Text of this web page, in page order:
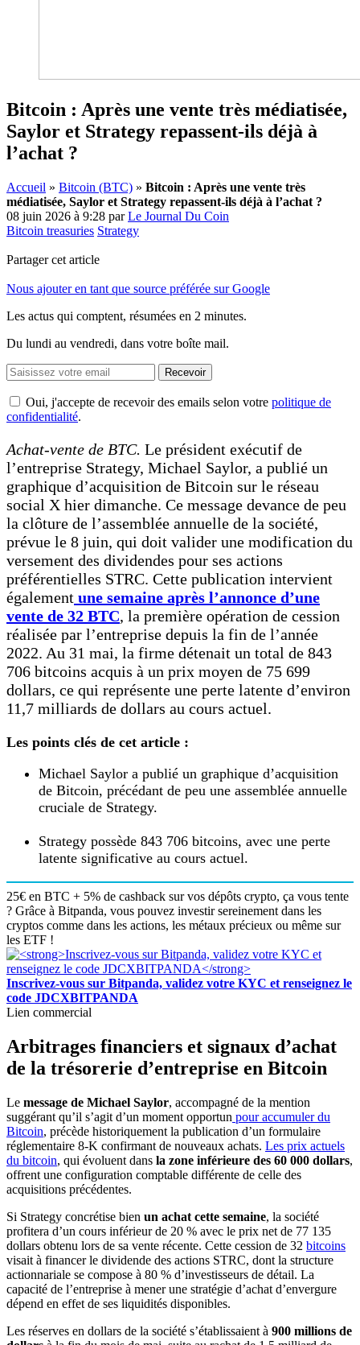
Bitcoin : Après une vente très médiatisée,
Saylor et Strategy repassent-ils déjà à
l’achat ?
Accueil » Bitcoin (BTC) » Bitcoin : Après une vente très
médiatisée, Saylor et Strategy repassent-ils déjà à l’achat ?
08 juin 2026 à 9:28 parLe Journal Du Coin
Bitcoin treasuries Strategy
Partager cet article
Nous ajouter en tant que source préférée sur Google
Les actus qui comptent, résumées en 2 minutes.
Du lundi au vendredi, dans votre boîte mail.
Recevoir
Oui, j'accepte de recevoir des emails selon votre politique de
confidentialité.
Achat-vente de BTC. Le président exécutif de
l’entreprise Strategy, Michael Saylor, a publié un
graphique d’acquisition de Bitcoin sur le réseau
social X hier dimanche. Ce message devance de peu
la clôture de l’assemblée annuelle de la société,
prévue le 8 juin, qui doit valider une modification du
versement des dividendes pour ses actions
préférentielles STRC. Cette publication intervient
également une semaine après l’annonce d’une
vente de 32 BTC, la première opération de cession
réalisée par l’entreprise depuis la fin de l’année
2022. Au 31 mai, la firme détenait un total de 843
706 bitcoins acquis à un prix moyen de 75 699
dollars, ce qui représente une perte latente d’environ
11,7 milliards de dollars au cours actuel.
Les points clés de cet article :
Michael Saylor a publié un graphique d’acquisition
de Bitcoin, précédant de peu une assemblée annuelle
cruciale de Strategy.
Strategy possède 843 706 bitcoins, avec une perte
latente significative au cours actuel.
25€ en BTC + 5% de cashback sur vos dépôts crypto, ça vous tente
? Grâce à Bitpanda, vous pouvez investir sereinement dans les
cryptos comme dans les actions, les métaux précieux ou même sur
les ETF !
Inscrivez-vous sur Bitpanda, validez votre KYC et renseignez le
code JDCXBITPANDA
Lien commercial
Arbitrages financiers et signaux d’achat
de la trésorerie d’entreprise en Bitcoin
Le message de Michael Saylor, accompagné de la mention
suggérant qu’il s’agit d’un moment opportun pour accumuler du
Bitcoin, précède historiquement la publication d’un formulaire
réglementaire 8-K confirmant de nouveaux achats. Les prix actuels
du bitcoin, qui évoluent dans la zone inférieure des 60 000 dollars,
offrent une configuration comptable différente de celle des
acquisitions précédentes.
Si Strategy concrétise bien un achat cette semaine, la société
profitera d’un cours inférieur de 20 % avec le prix net de 77 135
dollars obtenu lors de sa vente récente. Cette cession de 32 bitcoins
visait à financer le dividende des actions STRC, dont la structure
actionnariale se compose à 80 % d’investisseurs de détail. La
capacité de l’entreprise à mener une stratégie d’achat d’envergure
dépend en effet de ses liquidités disponibles.
Les réserves en dollars de la société s’établissaient à 900 millions de